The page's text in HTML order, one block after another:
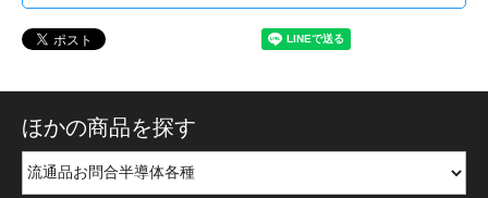
ほかの商品を探す